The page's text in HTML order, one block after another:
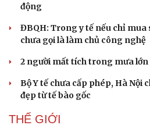
động
ĐBQH: Trong y tế nếu chỉ
chưa gọi là làm chủ công nghệ
2 người mất tích trong mưa lớn
Bộ Y tế chưa cấp phép, Hà Nội
đẹp từ tế bào gốc
THẾ GIỚI